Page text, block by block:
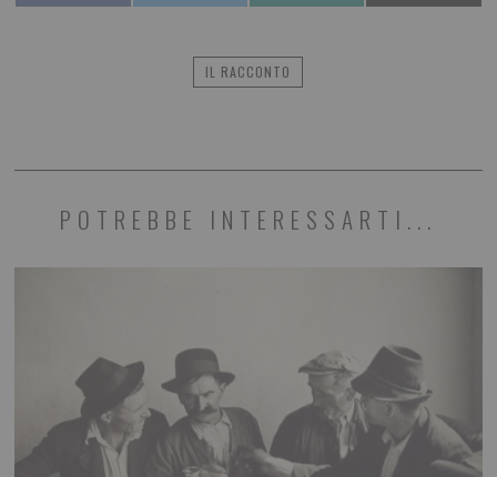
IL RACCONTO
POTREBBE INTERESSARTI...